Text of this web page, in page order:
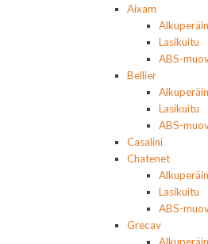
Aixam
Lasikuitu
ABS-
Bellier
Lasikuitu
ABS-
Casalini
Chatenet
Lasikuitu
ABS-
Grecav